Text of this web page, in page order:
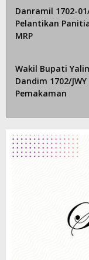
Danramil 1702-
Pelantikan
MRP
Wakil Bupati
Dandim 1702/
Pemakaman